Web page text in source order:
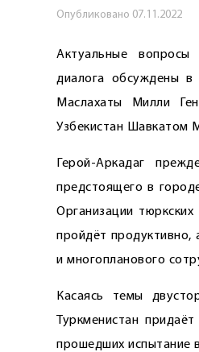
Опубликовано 07.11.2022
Актуальные вопросы
диалога обсуждены в
Маслахаты Милли
Узбекистан Шавкатом
Герой-Аркадаг
предстоящего в
Организации
пройдёт продуктивно,
и многопланового
Касаясь темы
Туркменистан
прошедших испытание